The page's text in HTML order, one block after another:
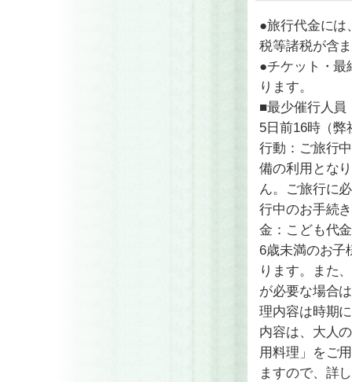
●旅行代金には
税等諸税が含
●チケット・最
ります。
■最少催行人
5日前16時（
行動：ご旅行
備の利用とな
ん。ご旅行に
行中のお手続
金：こども代
6歳未満のお子
ります。また
が必要な場合
理内容は時期
内容は、大人
用料理」をご
ますので、詳